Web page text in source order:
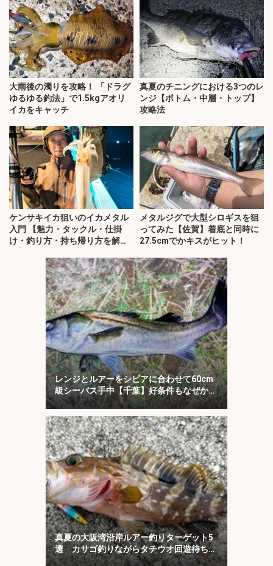
大雨後の濁りを攻略！ 「ドラグ
ゆるゆる釣法」で1.5kgアオリ
イカをキャッチ
真夏のチニングにおける3つのレ
ンジ【ボトム・中層・トップ】
攻略法
ケンサキイカ狙いのイカメタル
入門 【魅力・タックル・仕掛
け・釣り方・持ち帰り方を解
メタルジグで大型シロギスを狙
ってみた【佐賀】着底と同時に
27.5cmでかキスがヒット！
レンジとルアーをシビアに合わせて60cm
級シーバス手中【千葉】好条件もなぜか苦
戦
真夏の大阪湾沿岸ルアー釣りターゲット5
選 カサゴ釣りながらタチウオ回遊待ちが
オススメ？